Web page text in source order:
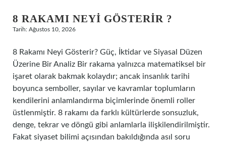
Hakkımızda
DOLU
FIKIRLER
YAZILAR
8 RAKAMI NEYI GÖSTERIR ?
Tarih: Ağustos 10, 2026
8 Rakamı Neyi Gösterir? Güç, İktidar ve Siyasal Düzen
Üzerine Bir Analiz Bir rakama yalnızca matematiksel bir
işaret olarak bakmak kolaydır; ancak insanlık tarihi
boyunca semboller, sayılar ve kavramlar toplumların
kendilerini anlamlandırma biçimlerinde önemli roller
üstlenmiştir. 8 rakamı da farklı kültürlerde sonsuzluk,
denge, tekrar ve döngü gibi anlamlarla ilişkilendirilmiştir.
Fakat siyaset bilimi açısından bakıldığında asıl soru